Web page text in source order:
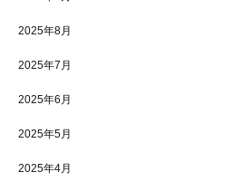
2025年8月
2025年7月
2025年6月
2025年5月
2025年4月